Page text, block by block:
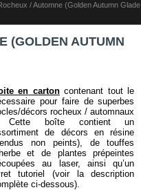
/ Automne (Golden Autumn Glade
(GOLDEN AUTUMN
en carton contenant tout le
pour faire de superbes
décors rocheux / automnaux
Cette boîte contient un
de décors en résine
non peints), de touffes
et de plantes prépeintes
au laser, ainsi qu’un
tutoriel (voir la description
ci-dessous).